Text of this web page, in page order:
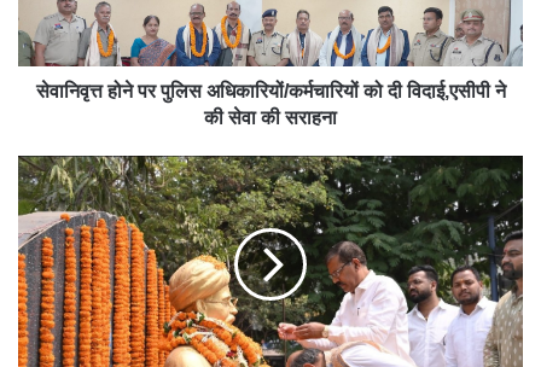
सेवानिवृत्त होने पर पुलिस अधिकारियों/कर्मचारियों को दी विदाई,एसीपी ने
की सेवा की सराहना